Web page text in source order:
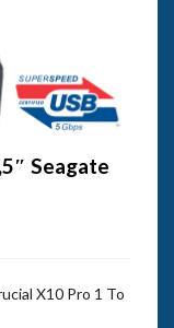
Seagate
X10 Pro 1 To